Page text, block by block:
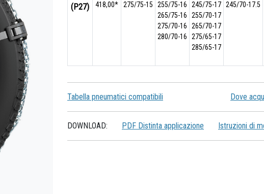
(P27)
418,00*
275/75-15
255/75-16
265/75-16
275/70-16
280/70-16
245/75-17
255/70-17
265/70-17
275/65-17
285/65-17
245/70-17.5
Tabella pneumatici compatibili Dove
DOWNLOAD: PDF Distinta applicazione Istruzioni di